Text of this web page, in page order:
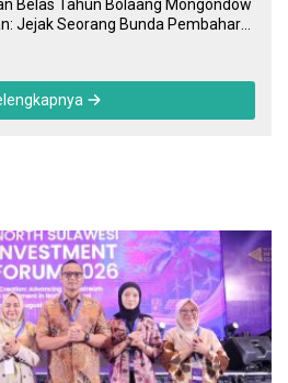
Belas Tahun Bolaang Mongondow
Jejak Seorang Bunda Pembaharu